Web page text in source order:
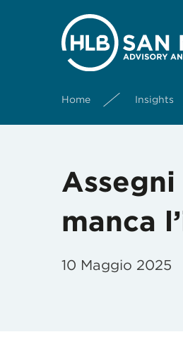
Home Insights
manca
10 Maggio 2025